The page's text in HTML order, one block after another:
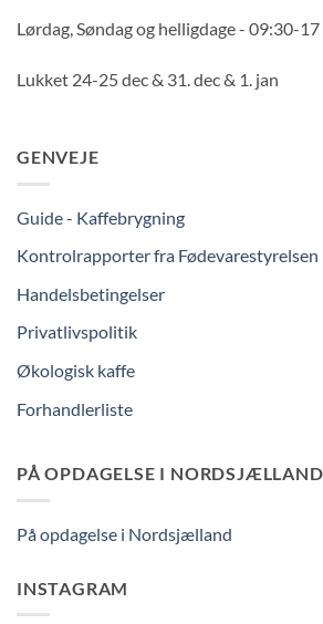
Lørdag, Søndag og helligdage - 09:30-17
Lukket 24-25 dec & 31. dec & 1. jan
GENVEJE
Guide - Kaffebrygning
Kontrolrapporter fra Fødevarestyrelsen
Handelsbetingelser
Privatlivspolitik
Økologisk kaffe
Forhandlerliste
PÅ OPDAGELSE I NORDSJÆLLAND
På opdagelse i Nordsjælland
INSTAGRAM